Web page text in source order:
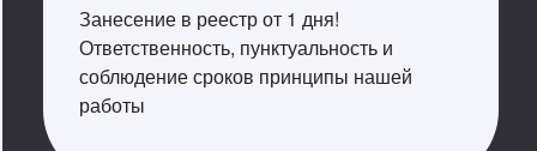
Занесение в реестр от 1 дня!
Ответственность, пунктуальность и
соблюдение сроков принципы нашей
работы